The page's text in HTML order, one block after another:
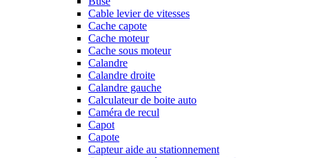
Cable levier de vitesses
Cache capote
Cache moteur
Cache sous moteur
Calandre
Calandre droite
Calandre gauche
Calculateur de boite auto
Caméra de recul
Capot
Capote
Capteur aide au stationnement